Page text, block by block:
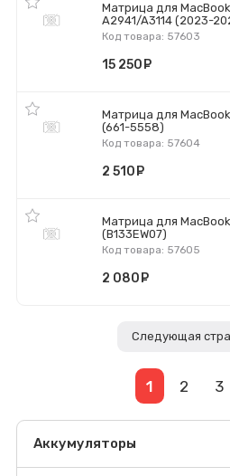
Матрица для
A2941/A3114 (2023-
Код товара: 57603
15 250
Матрица для
(661-5558)
Код товара: 57604
2 510
Матрица для MacBook
(B133EW07)
Код товара: 57605
2 080
Следующая
1 2 3
Аккумуляторы